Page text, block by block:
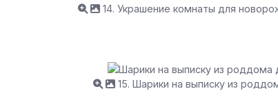
14. Украшение комнаты для
15. Шарики на выписку из